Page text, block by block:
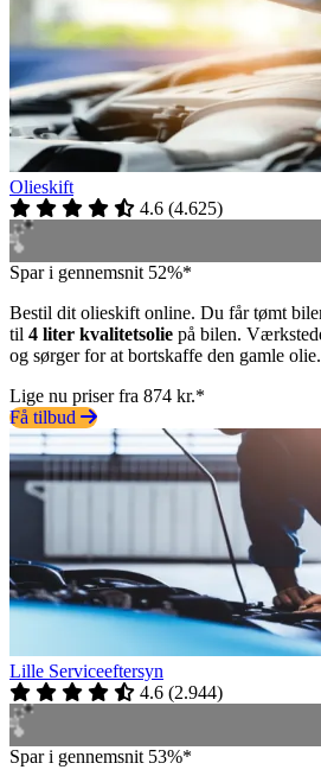
Olieskift
4.6 (4.625)
Spar i gennemsnit 52%*
Bestil dit olieskift online. Du får tømt
til 4 liter kvalitetsolie på bilen.
og sørger for at bortskaffe den gamle olie.
Lige nu priser fra 874 kr.*
Få tilbud
Lille Serviceeftersyn
4.6 (2.944)
Spar i gennemsnit 53%*